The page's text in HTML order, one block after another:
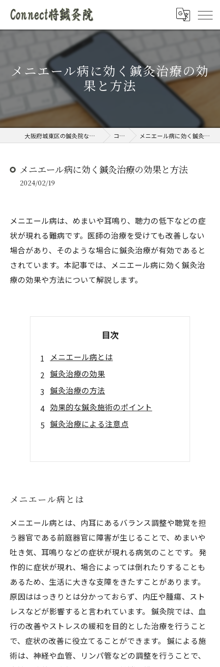
メニエール病に効く鍼灸治療の効
果と方法
大阪府城東区の鍼灸院ならConnect将鍼灸院 コラム メニエール病に効く鍼灸治療の効果と方法
メニエール病に効く鍼灸治療の効果と方法
2024/02/19
メニエール病は、めまいや耳鳴り、聴力の低下などの症
状が現れる難病です。医師の治療を受けても改善しない
場合があり、そのような場合に鍼灸治療が有効であると
されています。本記事では、メニエール病に効く鍼灸治
療の効果や方法について解説します。
目次
メニエール病とは
鍼灸治療の効果
鍼灸治療の方法
効果的な鍼灸施術のポイント
鍼灸治療による注意点
メニエール病とは
メニエール病とは、内耳にあるバランス調整や聴覚を担
う器官である前庭器官に障害が生じることで、めまいや
吐き気、耳鳴りなどの症状が現れる病気のことです。 発
作的に症状が現れ、場合によっては倒れたりすることも
あるため、生活に大きな支障をきたすことがあります。
原因ははっきりとは分かっておらず、内圧や腫瘍、スト
レスなどが影響すると言われています。 鍼灸院では、血
行の改善やストレスの緩和を目的とした治療を行うこと
で、症状の改善に役立てることができます。 鍼による施
術は、神経や血管、リンパ管などの調整を行うことで、